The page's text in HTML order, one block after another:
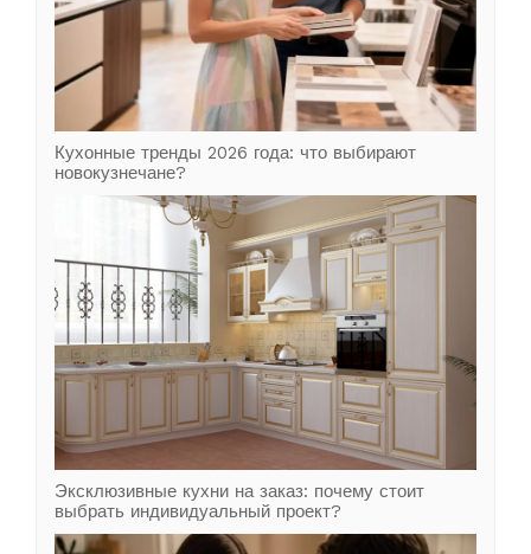
Кухонные тренды 2026 года: что выбирают
новокузнечане?
Эксклюзивные кухни на заказ: почему стоит
выбрать индивидуальный проект?